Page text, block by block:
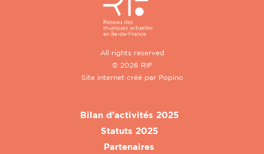
All rights reserved
© 2026 RIF
Site internet créé par Popino
Bilan d’activités 2025
Statuts 2025
Partenaires